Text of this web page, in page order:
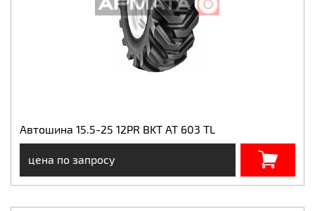
Автошина 15.5-25 12PR BKT AT 603 TL
цена по запросу